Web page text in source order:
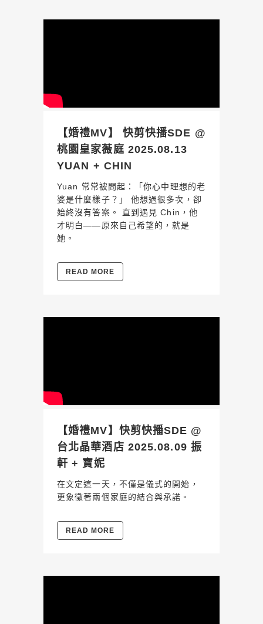
【婚禮MV】 快剪快播SDE @
桃園皇家薇庭 2025.08.13
YUAN + CHIN
Yuan 常常被問起：「你心中理想的老
婆是什麼樣子？」 他想過很多次，卻
始終沒有答案。 直到遇見 Chin，他
才明白——原來自己希望的，就是
她。
READ MORE
【婚禮MV】快剪快播SDE @
台北晶華酒店 2025.08.09 振
軒 + 寶妮
在文定這一天，不僅是儀式的開始，
更象徵著兩個家庭的結合與承諾。
READ MORE